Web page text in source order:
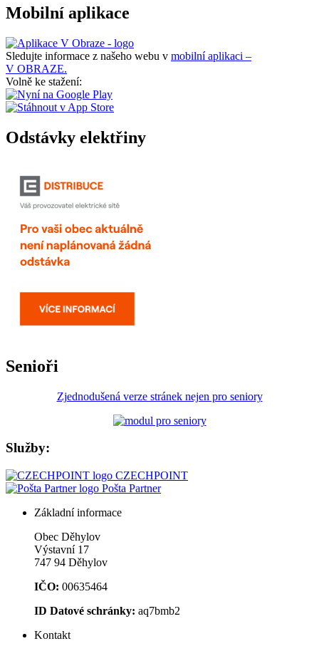
Mobilní aplikace
Sledujte informace z našeho webu v mobilní aplikaci –
V OBRAZE.
Volně ke stažení:
Odstávky elektřiny
Senioři
Zjednodušená verze stránek nejen pro seniory
Služby:
CZECHPOINT
Pošta Partner
Základní informace
Obec Děhylov
Výstavní 17
747 94 Děhylov
IČO: 00635464
ID Datové schránky: aq7bmb2
Kontakt